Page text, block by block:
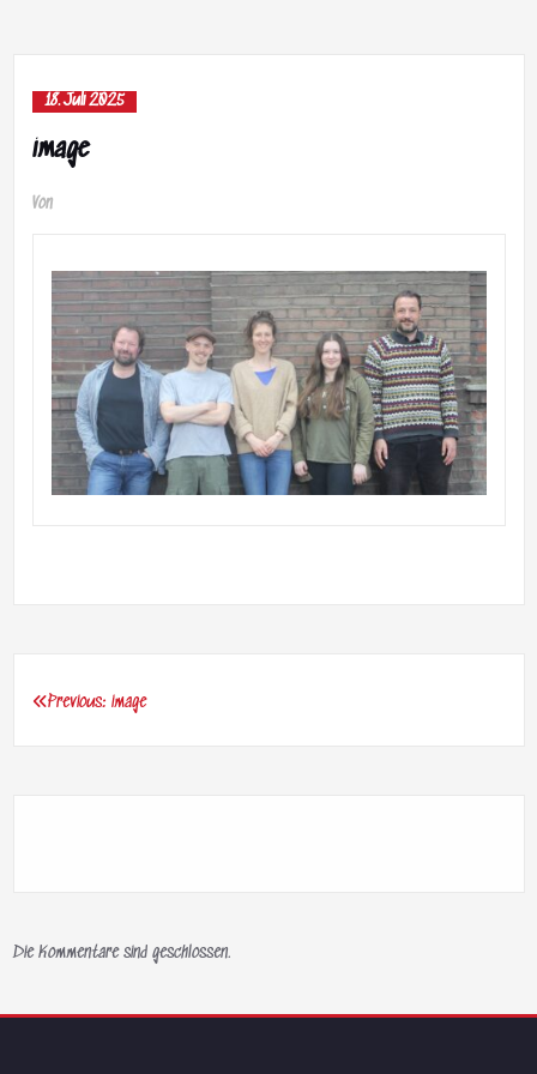
18. Juli 2025
image
Von
Beitragsnavigation
Previous: image
Die Kommentare sind geschlossen.